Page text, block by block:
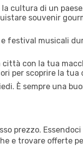
cultura di un
souvenir
festival musicali
città con la tua
per scoprire la tua
È sempre una
prezzo.
e trovare offerte